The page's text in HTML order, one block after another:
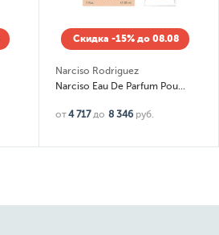
Скидка -15% до 08.08
Narciso Rodriguez
Narciso Eau De Parfum Poudree
от4 717 до 8 346 руб.